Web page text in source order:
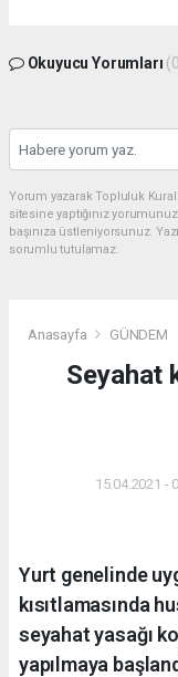
Okuyucu Yorumları
Yorum yazarak Topluluk
sitesine yaptığınız
başınıza üstleniyorsunuz.
sorumlu tutulamaz.
Anasayfa GÜNDEM
Seyahat
15.04.2021 -
Yurt genelinde
kısıtlamasında
seyahat yasağı
yapılmaya